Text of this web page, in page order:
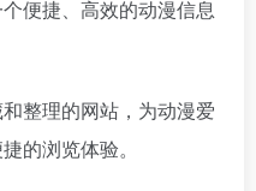
便捷、高效的动漫信息
整理的网站，为动漫爱
的浏览体验。